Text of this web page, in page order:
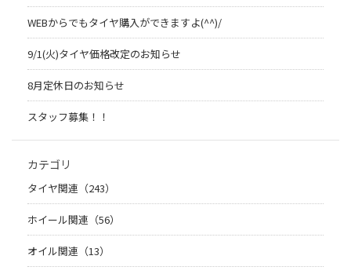
WEBからでもタイヤ購入ができますよ(^^)/
9/1(火)タイヤ価格改定のお知らせ
8月定休日のお知らせ
スタッフ募集！！
カテゴリ
タイヤ関連（243）
ホイール関連（56）
オイル関連（13）